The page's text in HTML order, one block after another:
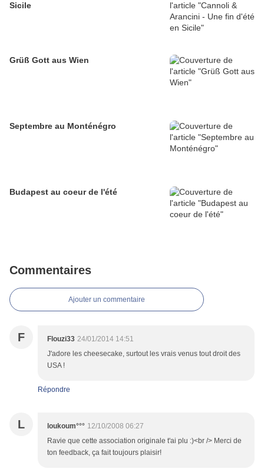
Sicile
Grüß Gott aus Wien
Septembre au Monténégro
Budapest au coeur de l'été
Commentaires
Ajouter un commentaire
F Flouzi33 24/01/2014 14:51
J'adore les cheesecake, surtout les vrais venus tout droit des
USA !
Répondre
L loukoum°°° 12/10/2008 06:27
Ravie que cette association originale t'ai plu :)<br /> Merci de
ton feedback, ça fait toujours plaisir!